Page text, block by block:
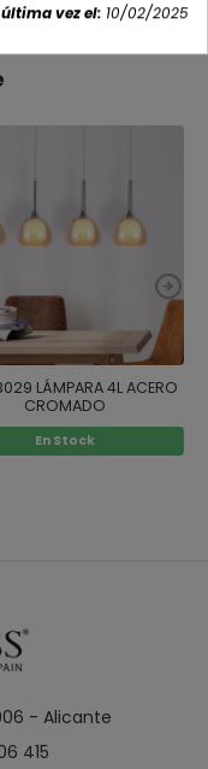
LÁMPARA 4L ACERO
CROMADO
En Stock
- Alicante
415
vez el: 10/02/2025